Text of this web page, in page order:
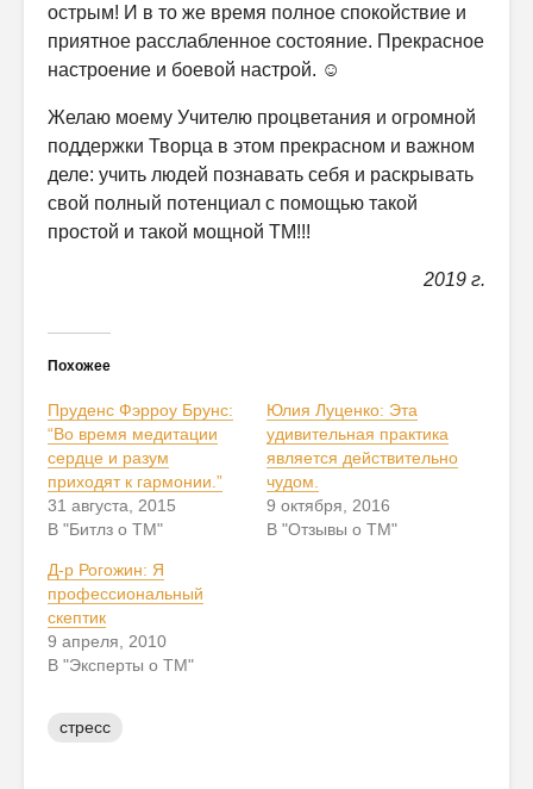
острым! И в то же время полное спокойствие и
приятное расслабленное состояние. Прекрасное
настроение и боевой настрой. ☺
Желаю моему Учителю процветания и огромной
поддержки Творца в этом прекрасном и важном
деле: учить людей познавать себя и раскрывать
свой полный потенциал с помощью такой
простой и такой мощной ТМ!!!
2019 г.
Похожее
Пруденс Фэрроу Брунс:
“Во время медитации
сердце и разум
приходят к гармонии.”
31 августа, 2015
В "Битлз о ТМ"
Юлия Луценко: Эта
удивительная практика
является действительно
чудом.
9 октября, 2016
В "Отзывы о ТМ"
Д-р Рогожин: Я
профессиональный
скептик
9 апреля, 2010
В "Эксперты о ТМ"
стресс